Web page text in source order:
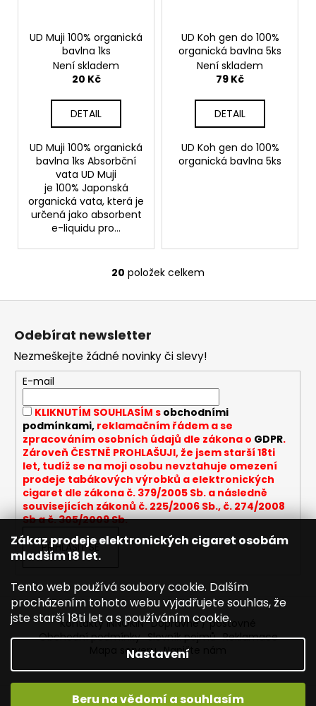
Zákaz prodeje elektronických cigaret osobám
mladším 18 let.
Tento web používá soubory cookie. Dalším
procházením tohoto webu vyjadřujete souhlas, že
jste starší 18ti let a s používáním cookie.
Nastavení
Beru na vědomí a souhlasím
UD Muji 100% organická
bavlna 1ks
Není skladem
20 Kč
DETAIL
UD Muji 100% organická
bavlna 1ks Absorbční
vata UD Muji
je 100% Japonská
organická vata, která je
určená jako absorbent
e-liquidu pro...
UD Koh gen do 100%
organická bavlna 5ks
Není skladem
79 Kč
DETAIL
UD Koh gen do 100%
organická bavlna 5ks
O
v
a
c
í
p
r
v
k
y
v
ý
p
s
20 položek celkem
Z
Odebírat newsletter
Nezmeškejte žádné novinky či slevy!
E-mail
KLIKNUTÍM SOUHLASÍM s obchodními
podmínkami,reklamačním řádem a se
zpracováním osobních údajů dle zákona o GDPR.
Zároveň ČESTNĚ PROHLAŠUJI, že jsem starší 18ti
let, tudíž se na moji osobu nevztahuje omezení
prodeje tabákových výrobků a elektronických
cigaret dle zákona č. 379/2005 Sb. a následně
souvisejících zákonů č. 225/2006 Sb., č. 274/2008
Sb a č. 305/2009 Sb.
PŘIHLÁSIT SE
Kontakty INNOKIN Dopravné / poštovné
Obchodní podmínky Slovník pojmů Reklamace
Mapa serveru Napište nám
Vytvořil Shoptet